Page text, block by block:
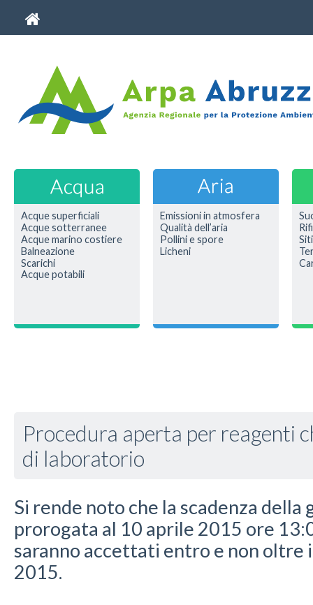
Acque superficiali
Acque sotterranee
Acque marino costiere
Balneazione
Scarichi
Acque potabili
Emissioni in atmosfera
Qualità dell’aria
Pollini e spore
Licheni
Procedura aperta per reagenti
di laboratorio
Si rende noto che la scadenza della
prorogata al 10 aprile 2015 ore
saranno accettati entro e non oltre
2015.